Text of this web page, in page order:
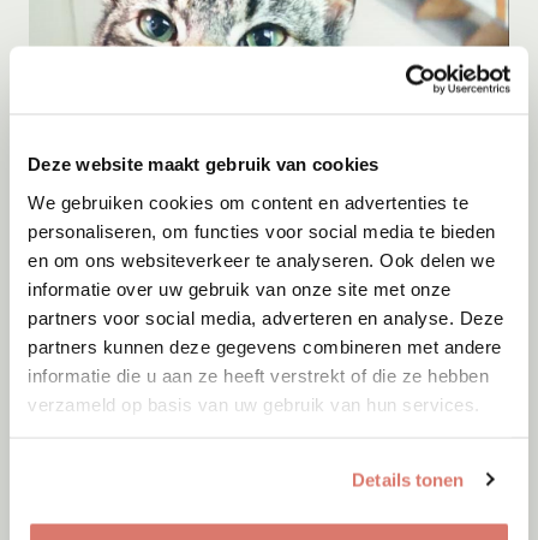
Deze website maakt gebruik van cookies
We gebruiken cookies om content en advertenties te
personaliseren, om functies voor social media te bieden
en om ons websiteverkeer te analyseren. Ook delen we
informatie over uw gebruik van onze site met onze
partners voor social media, adverteren en analyse. Deze
partners kunnen deze gegevens combineren met andere
informatie die u aan ze heeft verstrekt of die ze hebben
verzameld op basis van uw gebruik van hun services.
Details tonen
Adoptie 07-08-2026
Amigo
Spanje